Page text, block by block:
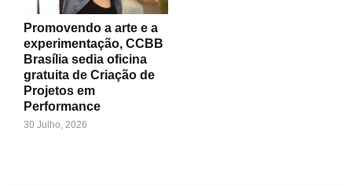
Promovendo a arte e a
experimentação, CCBB
Brasília sedia oficina
gratuita de Criação de
Projetos em
Performance
30 Julho, 2026